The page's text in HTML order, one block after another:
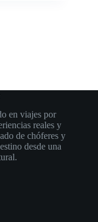
en viajes por
reales y
de chóferes y
desde una